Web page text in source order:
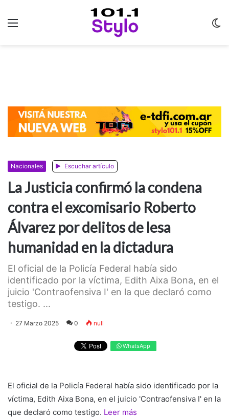
Nacionales Escuchar artículo
La Justicia confirmó la condena
contra el excomisario Roberto
Álvarez por delitos de lesa
humanidad en la dictadura
El oficial de la Policía Federal había sido
identificado por la víctima, Edith Aixa Bona, en el
juicio 'Contraofensiva I' en la que declaró como
testigo. ...
27 Marzo 2025 0 null
WhatsApp
El oficial de la Policía Federal había sido identificado por la
víctima, Edith Aixa Bona, en el juicio 'Contraofensiva I' en la
que declaró como testigo. Leer más